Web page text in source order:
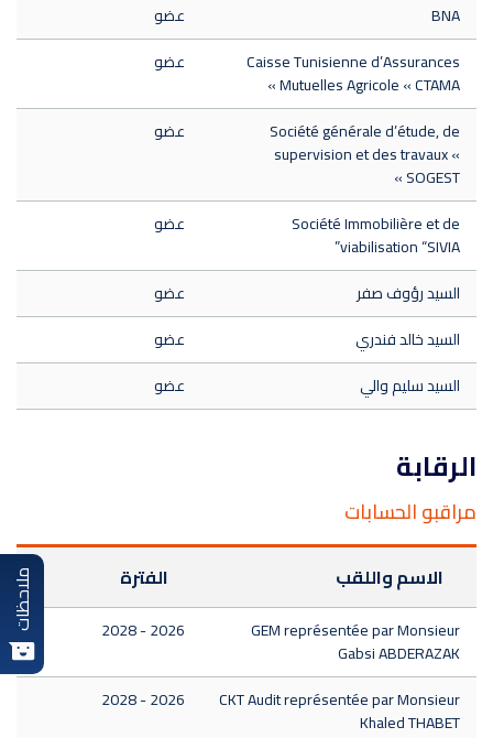
BNA
عضو
Caisse Tunisienne d’Assurances
Mutuelles Agricole « CTAMA »
عضو
Société générale d’étude, de
supervision et des travaux «
SOGEST »
عضو
Société Immobilière et de
viabilisation “SIVIA”
عضو
السيد رؤوف صفر
عضو
السيد خالد فندري
عضو
السيد سليم والي
عضو
الرقابة
مراقبو الحسابات
الاسم واللقب الفترة
GEM représentée par Monsieur
Gabsi ABDERAZAK
2026 - 2028
CKT Audit représentée par Monsieur
Khaled THABET
2026 - 2028
ملاحظات